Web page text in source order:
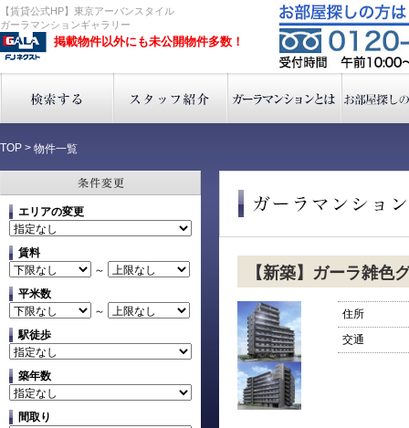
【賃貸公式HP】東京アーバンスタイル
ガーラマンションギャラリー
掲載物件以外にも未公開物件多数！
TOP > 物件一覧
エリアの変更
賃料
～
平米数
～
駅徒歩
築年数
間取り
【新築】ガーラ雑色
住所
交通